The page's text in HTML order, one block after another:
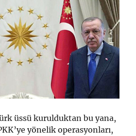
üssü kurulduktan bu yana,
yönelik operasyonları,